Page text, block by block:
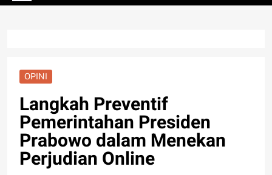
OPINI
Langkah Preventif
Pemerintahan Presiden
Prabowo dalam Menekan
Perjudian Online